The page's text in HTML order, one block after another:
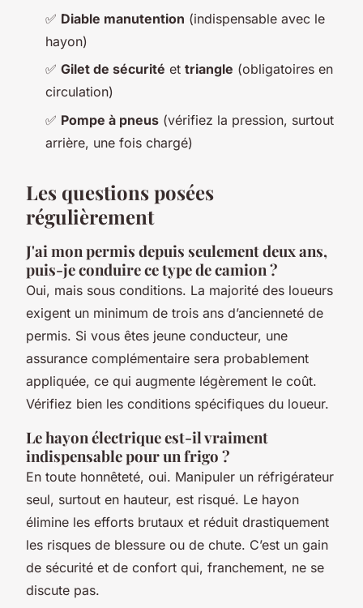
✅ Diable manutention (indispensable avec le
hayon)
✅ Gilet de sécurité et triangle (obligatoires en
circulation)
✅ Pompe à pneus (vérifiez la pression, surtout
arrière, une fois chargé)
Les questions posées
régulièrement
J'ai mon permis depuis seulement deux ans,
puis-je conduire ce type de camion ?
Oui, mais sous conditions. La majorité des loueurs
exigent un minimum de trois ans d’ancienneté de
permis. Si vous êtes jeune conducteur, une
assurance complémentaire sera probablement
appliquée, ce qui augmente légèrement le coût.
Vérifiez bien les conditions spécifiques du loueur.
Le hayon électrique est-il vraiment
indispensable pour un frigo ?
En toute honnêteté, oui. Manipuler un réfrigérateur
seul, surtout en hauteur, est risqué. Le hayon
élimine les efforts brutaux et réduit drastiquement
les risques de blessure ou de chute. C’est un gain
de sécurité et de confort qui, franchement, ne se
discute pas.